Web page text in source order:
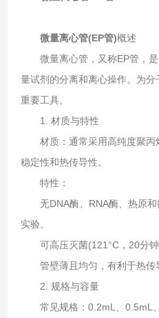
微量离心管(EP管)概述
微量离心管，又称EP管，是
量试剂的分离和离心操作。为
重要工具。
1. ‌材质与特性‌
材质‌：通常采用高纯度聚丙
稳定性和热传导性‌。
‌特性‌：
无DNA酶、RNA酶、热原和
实验‌。
可高压灭菌(121°C，20分钟)
管壁薄且均匀，有利于热传
2. ‌规格与容量‌
常见规格‌：0.2mL、0.5mL、